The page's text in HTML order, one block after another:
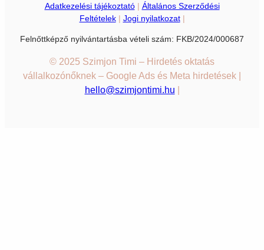
Adatkezelési tájékoztató| Általános Szerződési
Feltételek| Jogi nyilatkozat|
Felnőttképző nyilvántartásba vételi szám: FKB/2024/000687
© 2025 Szimjon Timi – Hirdetés oktatás
vállalkozónőknek – Google Ads és Meta hirdetések |
hello@szimjontimi.hu